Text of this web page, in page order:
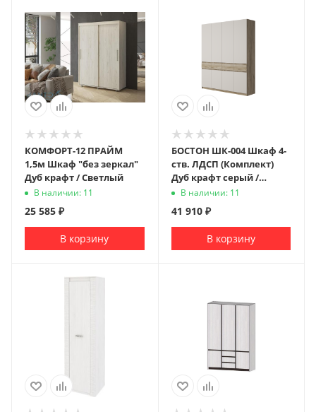
КОМФОРТ-12 ПРАЙМ
1,5м Шкаф "без зеркал"
Дуб крафт / Светлый
В наличии: 11
25 585 ₽
В корзину
БОСТОН ШК-004 Шкаф 4-
ств. ЛДСП (Комплект)
Дуб крафт серый /
Кашемир
В наличии: 11
41 910₽
В корзину